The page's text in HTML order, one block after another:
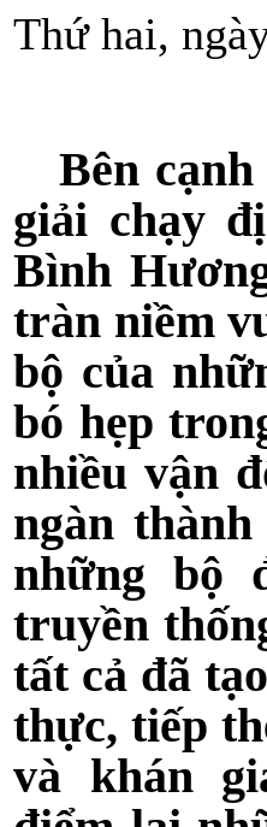
Thứ hai,
Bên
giải chạy
Bình
tràn niềm
bộ của
bó hẹp
nhiều vận
ngàn
những bộ
truyền
tất cả đã
thực, tiếp
và khán